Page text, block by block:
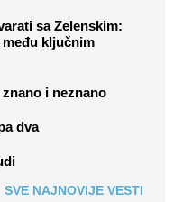
sa Zelenskim:
ključnim
i neznano
dva
SVE NAJNOVIJE VESTI